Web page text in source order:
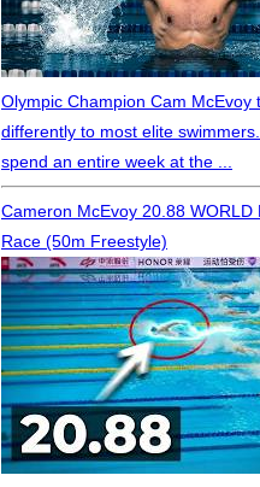
Olympic Champion Cam McEvoy
differently to most elite
spend an entire week at the ...
Cameron McEvoy 20.88 WORLD
Race (50m Freestyle)